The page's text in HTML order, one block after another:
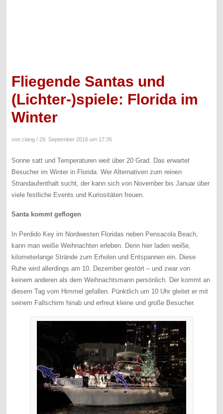
Fliegende Santas und
(Lichter-)spiele: Florida im
Winter
von clang /29. September 2016 um 17:35
Sonne satt und Temperaturen weit über 20 Grad. Das erwartet
Besucher im Winter in Florida. Wer Alternativen zum reinen
Strandaufenthalt sucht, der kann sich von November bis Januar über
viele festliche Events und Kuriositäten freuen.
Santa kommt geflogen
In Perdido Key im Nordwesten Floridas neben Pensacola Beach,
kann man weiße Weihnachten erleben. Denn hier laden weiße,
kilometerlange Strände zum Erholen und Entspannen ein. Diese
Ruhe wird allerdings am 10. Dezember gestört – und zwar von
keinem anderen als dem Weihnachtsmann persönlich. Der kommt an
diesem Tag vom Himmel gefallen. Pünktlich um 10 Uhr gleitet er mit
seinem Fallschirm hinab und erfreut kleine und große Besucher.